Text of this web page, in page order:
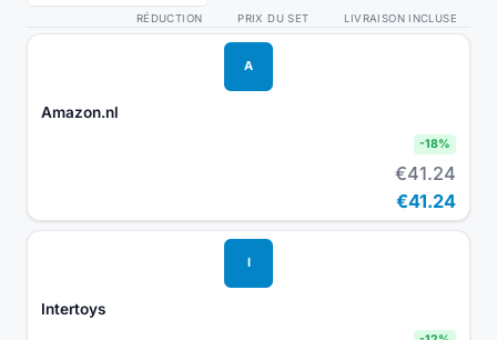
RÉDUCTION PRIX DU SET LIVRAISON INCLUSE
A
Amazon.nl
-18%
€41.24
€41.24
I
Intertoys